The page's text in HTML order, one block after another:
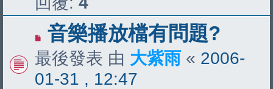
音樂播放檔有問題?
最後發表 由 大紫雨 « 2006-
01-31 , 12:47